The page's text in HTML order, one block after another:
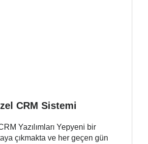
CRM Sistemi
Yazılımları Yepyeni bir
çıkmakta ve her geçen gün